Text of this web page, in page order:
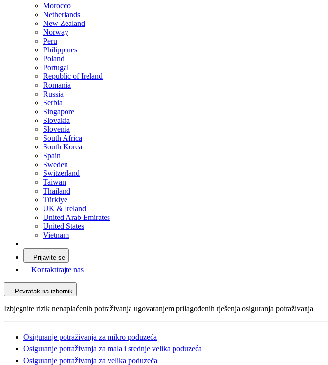
Morocco
Netherlands
New Zealand
Norway
Peru
Philippines
Poland
Portugal
Republic of Ireland
Romania
Russia
Serbia
Singapore
Slovakia
Slovenia
South Africa
South Korea
Spain
Sweden
Switzerland
Taiwan
Thailand
Türkiye
UK & Ireland
United Arab Emirates
United States
Vietnam
Prijavite se
Kontaktirajte nas
Povratak na izbornik
Izbjegnite rizik nenaplaćenih potraživanja ugovaranjem prilagođenih rješenja osiguranja potraživanja
Osiguranje potraživanja za mikro poduzeća
Osiguranje potraživanja za mala i srednje velika poduzeća
Osiguranje potraživanja za velika poduzeća